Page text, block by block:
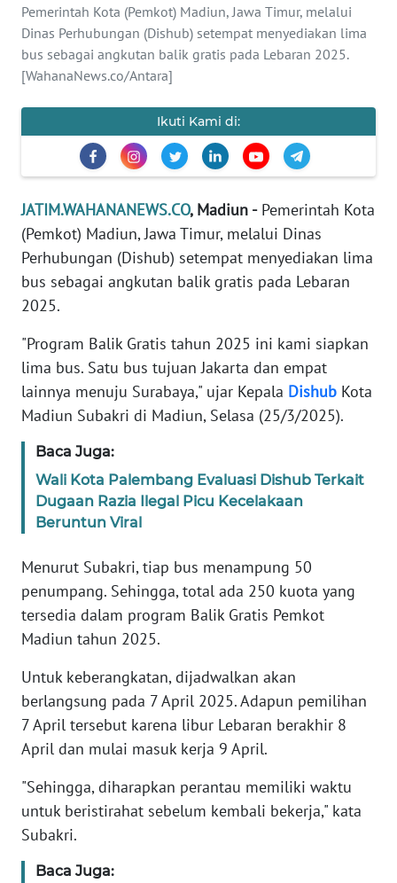
Pemerintah Kota (Pemkot) Madiun, Jawa Timur, melalui
Dinas Perhubungan (Dishub) setempat menyediakan lima
bus sebagai angkutan balik gratis pada Lebaran 2025.
[WahanaNews.co/Antara]
Ikuti Kami di:
JATIM.WAHANANEWS.CO, Madiun -Pemerintah Kota
(Pemkot) Madiun, Jawa Timur, melalui Dinas
Perhubungan (Dishub) setempat menyediakan lima
bus sebagai angkutan balik gratis pada Lebaran
2025.
"Program Balik Gratis tahun 2025 ini kami siapkan
lima bus. Satu bus tujuan Jakarta dan empat
lainnya menuju Surabaya," ujar Kepala Dishub Kota
Madiun Subakri di Madiun, Selasa (25/3/2025).
Baca Juga:
Wali Kota Palembang Evaluasi Dishub Terkait
Dugaan Razia Ilegal Picu Kecelakaan
Beruntun Viral
Menurut Subakri, tiap bus menampung 50
penumpang. Sehingga, total ada 250 kuota yang
tersedia dalam program Balik Gratis Pemkot
Madiun tahun 2025.
Untuk keberangkatan, dijadwalkan akan
berlangsung pada 7 April 2025. Adapun pemilihan
7 April tersebut karena libur Lebaran berakhir 8
April dan mulai masuk kerja 9 April.
"Sehingga, diharapkan perantau memiliki waktu
untuk beristirahat sebelum kembali bekerja," kata
Subakri.
Baca Juga:
KONTAK
KAMI
KAMI
PEDOMAN
MEDIA
SIBER
REDAKSI
KARIR
DISCLAIMER
Wahana
Regional
WN
WN
JAKARTA
JABAR
WN
BANTEN
WN
NTT
KEPRI